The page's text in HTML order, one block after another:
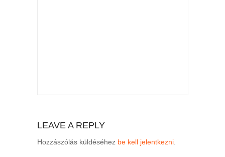
LEAVE A REPLY
Hozzászólás küldéséhez be kell jelentkezni.